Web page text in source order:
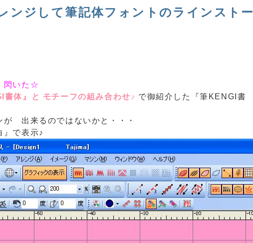
ンジして筆記体フォントのラインストー
閃いた☆
体』と モチーフの組み合わせ♪ で御紹介した
『筆KENGI書
が 出来るのではないかと・・・
』 で表示♪